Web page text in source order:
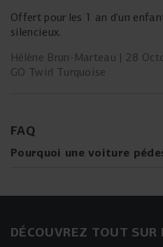
Offert pour les 1 an d’un
silencieux.
Hélène Brun-Marteau
28
GO Twirl Turquoise
FAQ
Pourquoi une voiture
Design innovant:Le BERG
DÉCOUVREZ TOUT SUR